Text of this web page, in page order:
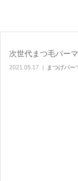
次世代まつ毛パーマ
2021.05.17 まつげパー